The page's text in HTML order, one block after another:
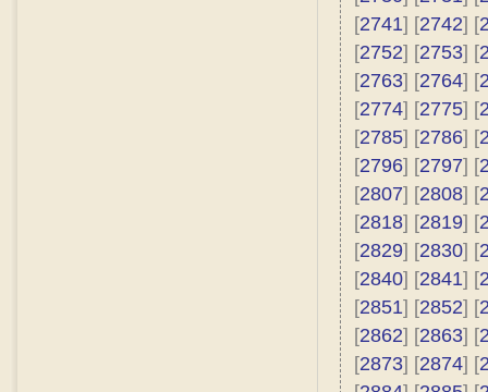
[2741] [2742] [
[2752] [2753] [
[2763] [2764] [
[2774] [2775] [
[2785] [2786] [
[2796] [2797] [
[2807] [2808] [
[2818] [2819] [
[2829] [2830] [
[2840] [2841] [
[2851] [2852] [
[2862] [2863] [
[2873] [2874] [